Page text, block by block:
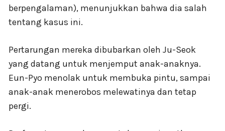
berpengalaman), menunjukkan bahwa dia salah
tentang kasus ini.
Pertarungan mereka dibubarkan oleh Ju-Seok
yang datang untuk menjemput anak-anaknya.
Eun-Pyo menolak untuk membuka pintu, sampai
anak-anak menerobos melewatinya dan tetap
pergi.